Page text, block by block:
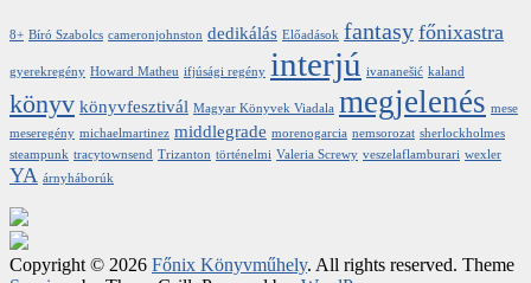
8+ Bíró Szabolcs cameronjohnston dedikálás Előadások fantasy főnixastra
gyerekregény Howard Matheu ifjúsági regény interjú ivananešić kaland
könyv könyvfesztivál Magyar Könyvek Viadala megjelenés mese
meseregény michaelmartinez middlegrade morenogarcia nemsorozat sherlockholmes
steampunk tracytownsend Trizanton történelmi Valeria Screwy veszelaflamburari wexler
YA árnyháborúk
Copyright © 2026 Főnix Könyvműhely. All rights reserved. Theme